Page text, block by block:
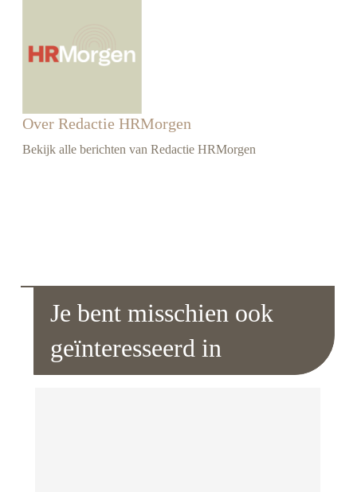
Over Redactie HRMorgen
Bekijk alle berichten van Redactie HRMorgen
Je bent misschien ook
geïnteresseerd in